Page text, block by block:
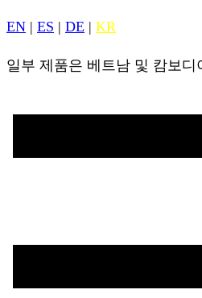
EN | ES | DE | KR
일부 제품은 베트남 및 캄보